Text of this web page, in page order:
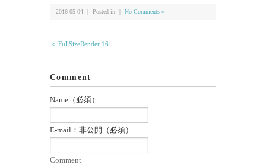
2016-05-04 ｜ Posted in ｜ No Comments »
＜ FullSizeRender 16
Comment
Name（必須）
E-mail：非公開（必須）
Comment